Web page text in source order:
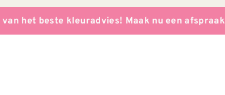
het beste kleuradvies! Maak nu een afspraak